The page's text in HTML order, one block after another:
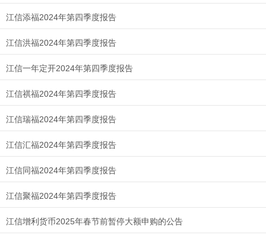
江信添福2024年第四季度报告
江信洪福2024年第四季度报告
江信一年定开2024年第四季度报告
江信祺福2024年第四季度报告
江信瑞福2024年第四季度报告
江信汇福2024年第四季度报告
江信同福2024年第四季度报告
江信聚福2024年第四季度报告
江信增利货币2025年春节前暂停大额申购的公告